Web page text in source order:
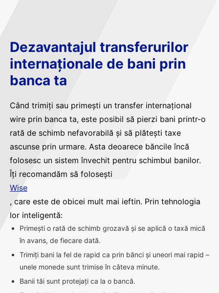
Dezavantajul transferurilor
internaționale de bani prin
banca ta
Când trimiți sau primești un transfer internațional
wire prin banca ta, este posibil să pierzi bani printr-o
rată de schimb nefavorabilă și să plătești taxe
ascunse prin urmare. Asta deoarece băncile încă
folosesc un sistem învechit pentru schimbul banilor.
Îți recomandăm să folosești
Wise
, care este de obicei mult mai ieftin. Prin tehnologia
lor inteligentă:
Primești o rată de schimb grozavă și se aplică o taxă mică
în avans, de fiecare dată.
Trimiți bani la fel de rapid ca prin bănci și uneori mai rapid –
unele monede sunt trimise în câteva minute.
Banii tăi sunt protejați ca la o bancă.